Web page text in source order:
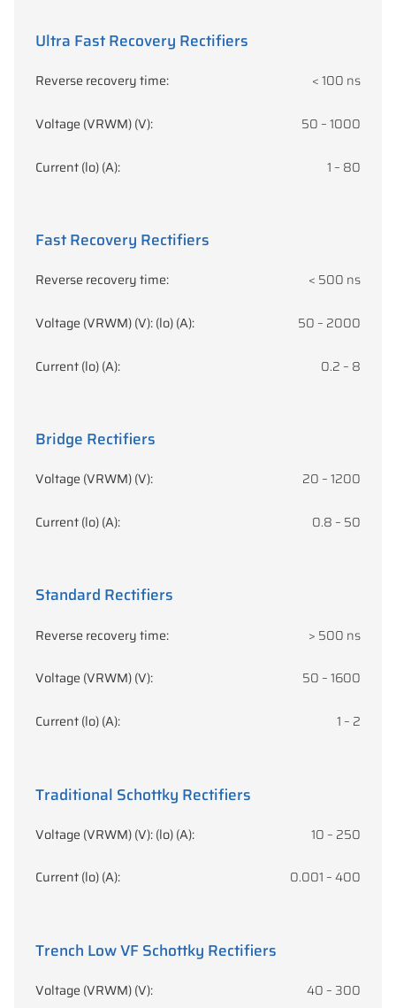
Ultra Fast Recovery Rectifiers
Reverse recovery time: < 100 ns
Voltage (VRWM) (V): 50 – 1000
Current (lo) (A): 1 – 80
Fast Recovery Rectifiers
Reverse recovery time: < 500 ns
Voltage (VRWM) (V): (lo) (A): 50 – 2000
Current (lo) (A): 0.2 – 8
Bridge Rectifiers
Voltage (VRWM) (V): 20 – 1200
Current (lo) (A): 0.8 – 50
Standard Rectifiers
Reverse recovery time: > 500 ns
Voltage (VRWM) (V): 50 – 1600
Current (lo) (A): 1 – 2
Traditional Schottky Rectifiers
Voltage (VRWM) (V): (lo) (A): 10 – 250
Current (lo) (A): 0.001 – 400
Trench Low VF Schottky Rectifiers
Voltage (VRWM) (V): 40 – 300